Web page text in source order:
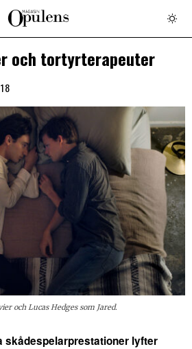
och tortyrterapeuter
och Lucas Hedges som Jared.
skådespelarprestationer lyfter